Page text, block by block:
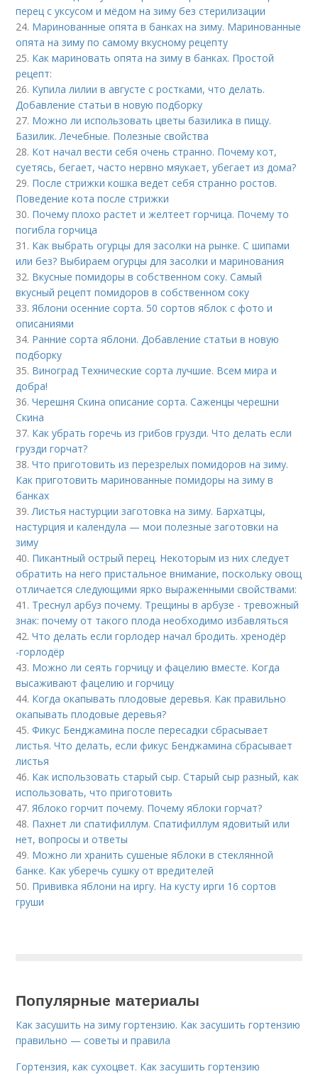
перец с уксусом и мёдом на зиму без стерилизации
24. Маринованные опята в банках на зиму. Маринованные
опята на зиму по самому вкусному рецепту
25. Как мариновать опята на зиму в банках. Простой
рецепт:
26. Купила лилии в августе с ростками, что делать.
Добавление статьи в новую подборку
27. Можно ли использовать цветы базилика в пищу.
Базилик. Лечебные. Полезные свойства
28. Кот начал вести себя очень странно. Почему кот,
суетясь, бегает, часто нервно мяукает, убегает из дома?
29. После стрижки кошка ведет себя странно ростов.
Поведение кота после стрижки
30. Почему плохо растет и желтеет горчица. Почему то
погибла горчица
31. Как выбрать огурцы для засолки на рынке. С шипами
или без? Выбираем огурцы для засолки и маринования
32. Вкусные помидоры в собственном соку. Самый
вкусный рецепт помидоров в собственном соку
33.Яблони осенние сорта. 50 сортов яблок с фото и
описаниями
34. Ранние сорта яблони. Добавление статьи в новую
подборку
35. Виноград Технические сорта лучшие. Всем мира и
добра!
36.Черешня Скина описание сорта. Саженцы черешни
Скина
37. Как убрать горечь из грибов грузди. Что делать если
грузди горчат?
38.Что приготовить из перезрелых помидоров на зиму.
Как приготовить маринованные помидоры на зиму в
банках
39.Листья настурции заготовка на зиму. Бархатцы,
настурция и календула — мои полезные заготовки на
зиму
40. Пикантный острый перец. Некоторым из них следует
обратить на него пристальное внимание, поскольку овощ
отличается следующими ярко выраженными свойствами:
41. Треснул арбуз почему. Трещины в арбузе - тревожный
знак: почему от такого плода необходимо избавляться
42.Что делать если горлодер начал бродить. хренодёр
-горлодёр
43. Можно ли сеять горчицу и фацелию вместе. Когда
высаживают фацелию и горчицу
44. Когда окапывать плодовые деревья. Как правильно
окапывать плодовые деревья?
45.Фикус Бенджамина после пересадки сбрасывает
листья. Что делать, если фикус Бенджамина сбрасывает
листья
46. Как использовать старый сыр. Старый сыр разный, как
использовать, что приготовить
47.Яблоко горчит почему. Почему яблоки горчат?
48. Пахнет ли спатифиллум. Спатифиллум ядовитый или
нет, вопросы и ответы
49. Можно ли хранить сушеные яблоки в стеклянной
банке. Как уберечь сушку от вредителей
50. Прививка яблони на иргу. На кусту ирги 16 сортов
груши
Популярные материалы
Как засушить на зиму гортензию. Как засушить гортензию
правильно — советы и правила
Гортензия, как сухоцвет. Как засушить гортензию